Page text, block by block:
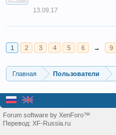
13.09.17
1 2 3 4 5 6 → 9
Главная Пользователи
Forum software by XenForo™
Перевод: XF-Russia.ru